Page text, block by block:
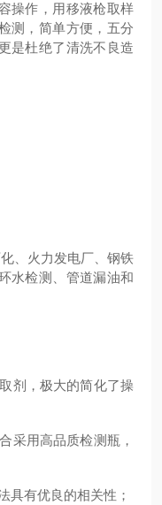
操作，用移液枪取样
测，简单方便，五分
是杜绝了清洗不良造
、火力发电厂、钢铁
水检测、管道漏油和
剂，极大的简化了操
采用高品质检测瓶，
具有优良的相关性；